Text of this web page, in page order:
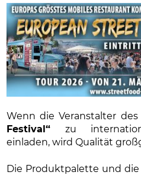
Wenn die Veranstalter des
Festival“ zu
einladen, wird Qualität
Die Produktpalette und